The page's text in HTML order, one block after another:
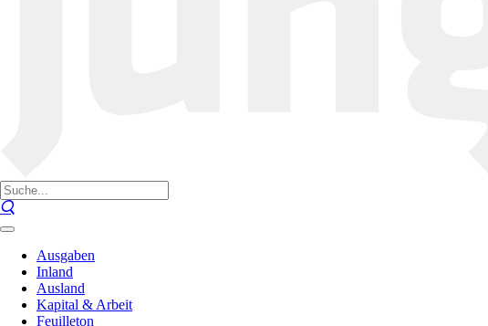
Ausgaben
Inland
Ausland
Kapital & Arbeit
Feuilleton